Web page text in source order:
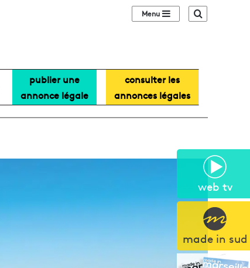
web tv
made in sud
Sidebar (barre
publier une
annonce légale
consulter les
annonces légales